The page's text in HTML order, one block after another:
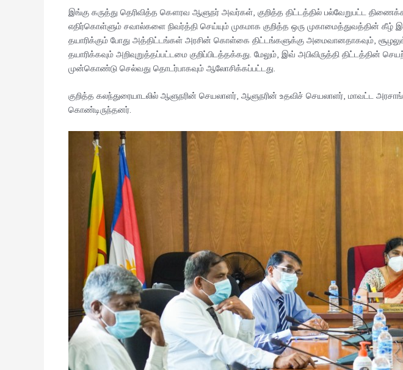
இங்கு கருத்து தெரிவித்த கௌரவ ஆளுநர் அவர்கள், குறித்த திட்டத்தில் பல்வேறுபட்ட
எதிர்கொள்ளும் சவால்களை நிவர்த்தி செய்யும் முகமாக குறித்த ஒரு
தயாரிக்கும் போது அத்திட்டங்கள் அரசின் கொள்கை திட்டங்களுக்கு அமைவானதாகவும்,
தயாரிக்கவும் அறிவுறுத்தப்பட்டமை குறிப்பிடத்தக்கது. மேலும், இவ் அபிவிருத்தி
முன்கொண்டு செல்வது தொடர்பாகவும் ஆலோசிக்கப்பட்டது.
குறித்த கலந்துரையாடலில் ஆளுநரின் செயலாளர், ஆளுநரின் உதவிச் செயலாளர், மாவட்ட
கொண்டிருந்தனர்.